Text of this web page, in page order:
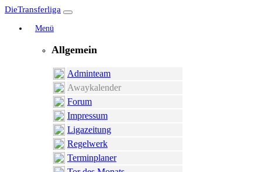
DieTransferliga
Menü
Allgemein
Adminteam
Awaykalender
Forum
Impressum
Ligazeitung
Regelwerk
Terminplaner